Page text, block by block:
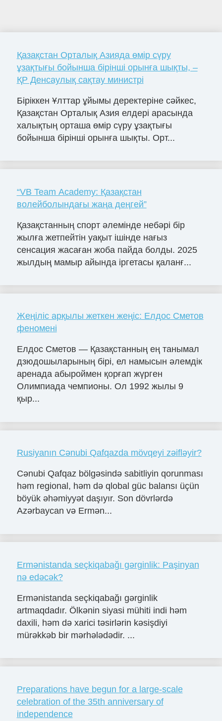
Қазақстан Орталық Азияда өмір сүру
ұзақтығы бойынша бірінші орынға шықты, –
ҚР Денсаулық сақтау министрі
Біріккен Ұлттар ұйымы деректеріне сәйкес,
Қазақстан Орталық Азия елдері арасында
халықтың орташа өмір сүру ұзақтығы
бойынша бірінші орынға шықты. Орт...
“VB Team Academy: Қазақстан
волейболындағы жаңа деңгей”
Қазақстанның спорт әлемінде небәрі бір
жылға жетпейтін уақыт ішінде нағыз
сенсация жасаған жоба пайда болды. 2025
жылдың мамыр айында іргетасы қаланғ...
Жеңіліс арқылы жеткен жеңіс: Елдос Сметов
феномені
Елдос Сметов — Қазақстанның ең танымал
дзюдошыларының бірі, ел намысын әлемдік
аренада абыроймен қорғап жүрген
Олимпиада чемпионы. Ол 1992 жылы 9
қыр...
Rusiyanın Cənubi Qafqazda mövqeyi zəifləyir?
Cənubi Qafqaz bölgəsində sabitliyin qorunması
həm regional, həm də qlobal güc balansı üçün
böyük əhəmiyyət daşıyır. Son dövrlərdə
Azərbaycan və Ermən...
Ermənistanda seçkiqabağı gərginlik: Paşinyan
nə edəcək?
Ermənistanda seçkiqabağı gərginlik
artmaqdadır. Ölkənin siyasi mühiti indi həm
daxili, həm də xarici təsirlərin kəsişdiyi
mürəkkəb bir mərhələdədir. ...
Preparations have begun for a large-scale
celebration of the 35th anniversary of
independence